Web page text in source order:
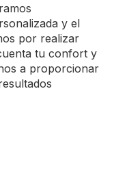
y el
por realizar
tu confort y
a proporcionar